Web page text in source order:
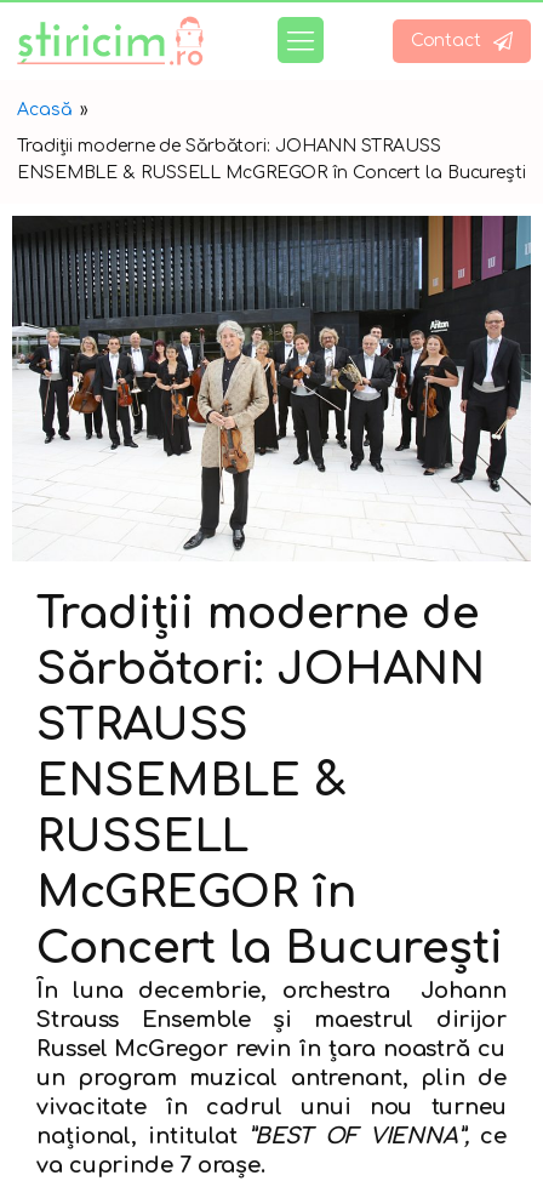
Contact
Acasă »
Tradiții moderne de Sărbători: JOHANN STRAUSS
ENSEMBLE & RUSSELL McGREGOR în Concert la București
Tradiții moderne de
Sărbători: JOHANN
STRAUSS
ENSEMBLE &
RUSSELL
McGREGOR în
Concert la București
În luna decembrie, orchestra Johann
Strauss Ensemble și maestrul dirijor
Russel McGregorrevin în țara noastră cu
un program muzical antrenant, plin de
vivacitate în cadrul unui nou turneu
național, intitulat ”BEST OF VIENNA”,ce
va cuprinde 7 orașe.